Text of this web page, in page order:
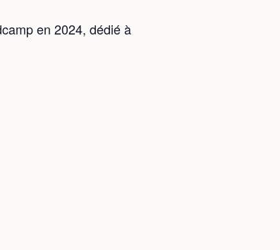
en 2024, dédié à